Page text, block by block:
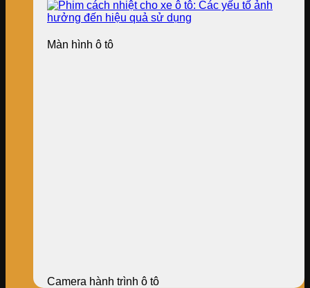
Màn hình ô tô
Camera hành trình ô tô